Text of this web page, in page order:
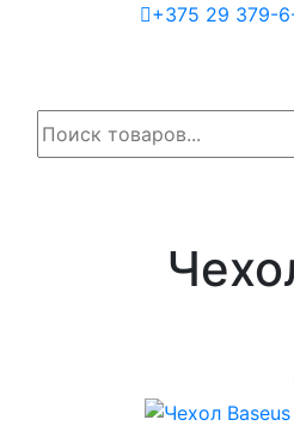
+375 29 379-